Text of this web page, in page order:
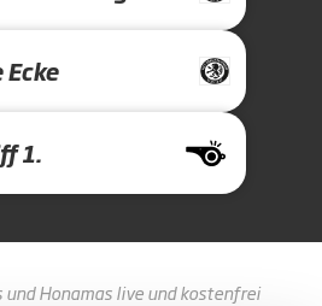
1.
und Honamas live und kostenfrei